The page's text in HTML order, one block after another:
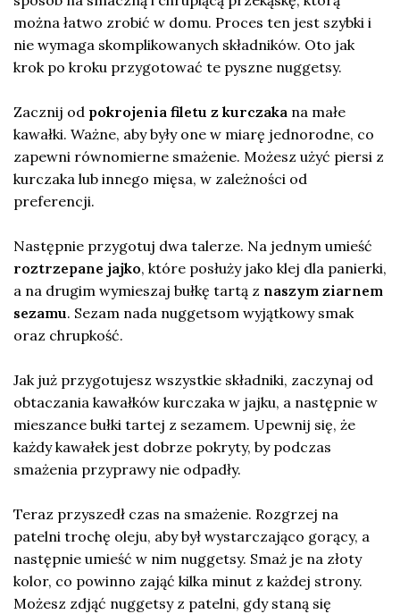
można łatwo zrobić w domu. Proces ten jest szybki i
nie wymaga skomplikowanych składników. Oto jak
krok po kroku przygotować te pyszne nuggetsy.
Zacznij od pokrojenia filetu z kurczaka na małe
kawałki. Ważne, aby były one w miarę jednorodne, co
zapewni równomierne smażenie. Możesz użyć piersi z
kurczaka lub innego mięsa, w zależności od
preferencji.
Następnie przygotuj dwa talerze. Na jednym umieść
roztrzepane jajko, które posłuży jako klej dla panierki,
a na drugim wymieszaj bułkę tartą z naszym ziarnem
sezamu. Sezam nada nuggetsom wyjątkowy smak
oraz chrupkość.
Jak już przygotujesz wszystkie składniki, zaczynaj od
obtaczania kawałków kurczaka w jajku, a następnie w
mieszance bułki tartej z sezamem. Upewnij się, że
każdy kawałek jest dobrze pokryty, by podczas
smażenia przyprawy nie odpadły.
Teraz przyszedł czas na smażenie. Rozgrzej na
patelni trochę oleju, aby był wystarczająco gorący, a
następnie umieść w nim nuggetsy. Smaż je na złoty
kolor, co powinno zająć kilka minut z każdej strony.
Możesz zdjąć nuggetsy z patelni, gdy staną się